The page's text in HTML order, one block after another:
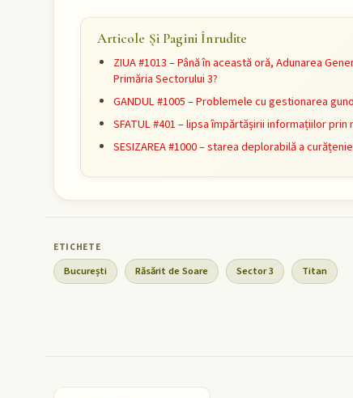
Articole Și Pagini Înrudite
ZIUA #1013 – Până în această oră, Adunarea
Primăria Sectorului 3?
GANDUL #1005 – Problemele cu gestionarea
SFATUL #401 – lipsa împărtășirii informațiilor
SESIZAREA #1000 – starea deplorabilă a
București Răsărit de Soare Sector 3 Titan